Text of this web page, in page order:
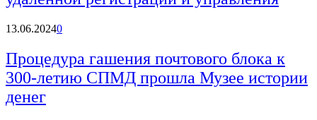
13.06.20240
Процедура гашения почтового блока к
300-летию СПМД прошла Музее истории
денег